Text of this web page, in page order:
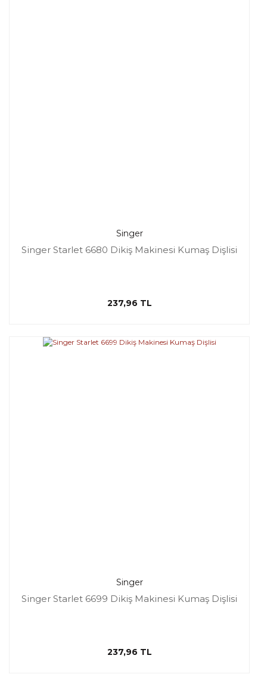
Singer
Singer Starlet 6680 Dikiş Makinesi Kumaş Dişlisi
237,96 TL
Singer
Singer Starlet 6699 Dikiş Makinesi Kumaş Dişlisi
237,96 TL